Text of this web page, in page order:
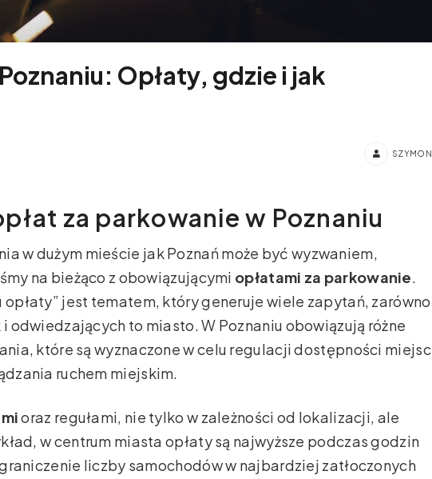
Opłaty, gdzie i jak
SZYMON
za parkowanie w Poznaniu
w dużym mieście jak Poznań może być wyzwaniem,
na bieżąco z obowiązującymi opłatami za parkowanie.
opłaty” jest tematem, który generuje wiele zapytań, zarówno
odwiedzających to miasto. W Poznaniu obowiązują różne
które są wyznaczone w celu regulacji dostępności miejsc
ruchem miejskim.
oraz regułami, nie tylko w zależności od lokalizacji, ale
w centrum miasta opłaty są najwyższe podczas godzin
liczby samochodów w najbardziej zatłoczonych